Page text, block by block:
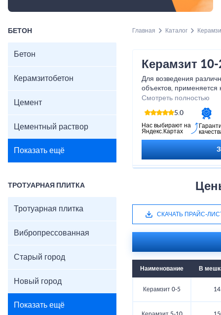
БЕТОН
Бетон
Керамзитобетон
Цемент
Цементный раствор
Показать ещё
ТРОТУАРНАЯ ПЛИТКА
Тротуарная плитка
Вибропрессованная
Старый город
Новый город
Показать ещё
Главная Каталог
Керамзит
Для возведения
объектов,
универсальный
высокими
является лучшим из
ценовой категории).
в Луге у нас и не
Смотреть полностью
5.0
Нас выбирают на
Яндекс.Картах
СКАЧАТЬ ПРАЙС-
Наименование В
Керамзит 0-5